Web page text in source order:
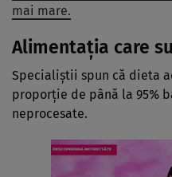
mai mare.
Alimentația care
Specialiștii spun că dieta
proporție de până la 95%
neprocesate.